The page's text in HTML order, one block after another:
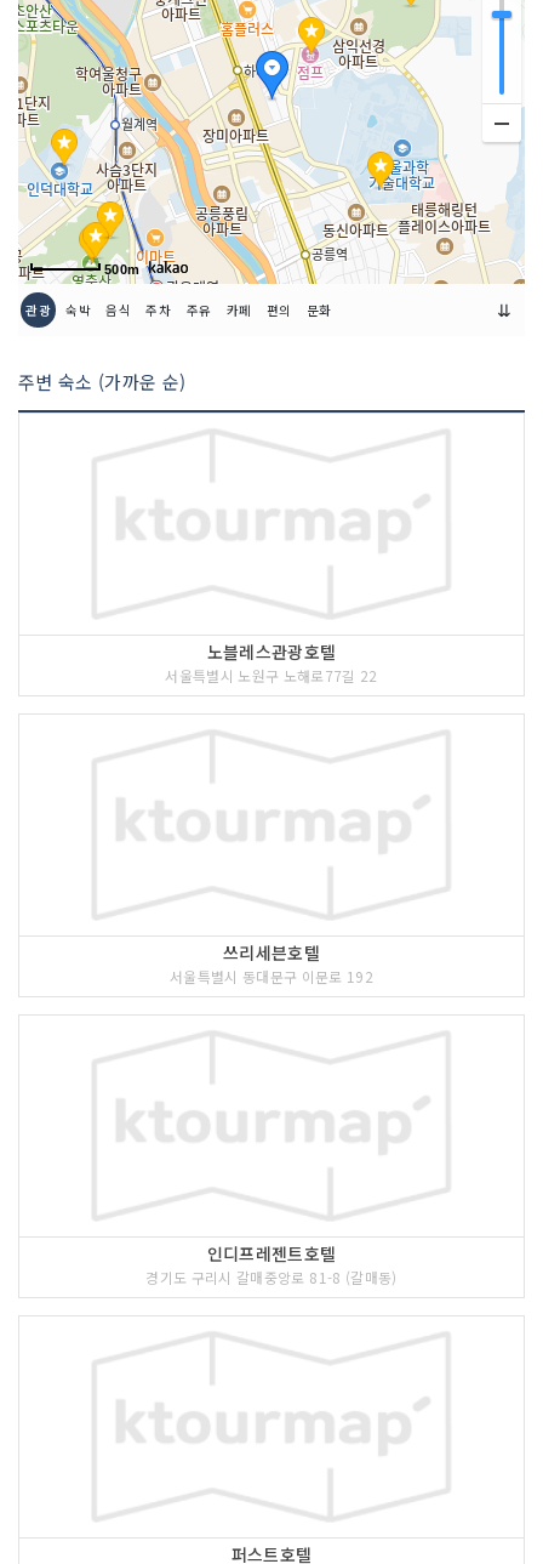
인허가번호 19960059652
500m
관광 숙박 음식 주차 주유 카페 편의 문화 ⇊
주변 숙소 (가까운 순)
노블레스관광호텔
서울특별시 노원구 노해로77길 22
쓰리세븐호텔
서울특별시 동대문구 이문로 192
인디프레젠트호텔
경기도 구리시 갈매중앙로 81-8 (갈매동)
퍼스트호텔